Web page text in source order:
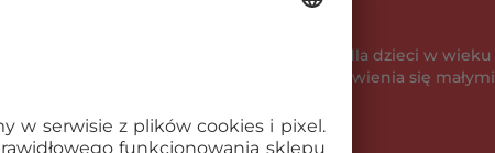
OSTRZEŻENIE! Nieodpowiednie dla dzieci w wieku
poniżej 3 lat. Istnieje ryzyko zadławienia się małymi